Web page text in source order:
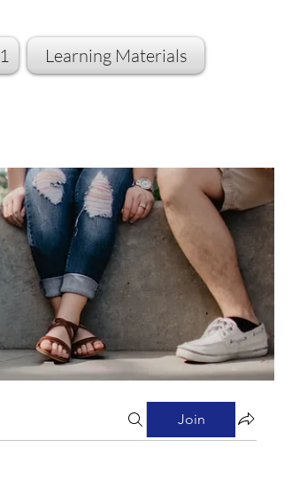
Learning Materials
Join